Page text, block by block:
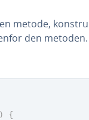
metode,
den metoden.
)
{